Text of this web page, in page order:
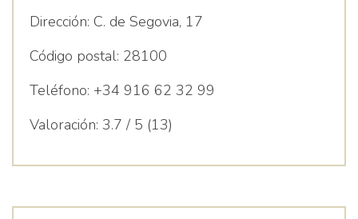
domicilio
Dirección: C. de Segovia, 17
Código postal: 28100
Teléfono: +34 916 62 32 99
Valoración: 3.7 / 5 (13)